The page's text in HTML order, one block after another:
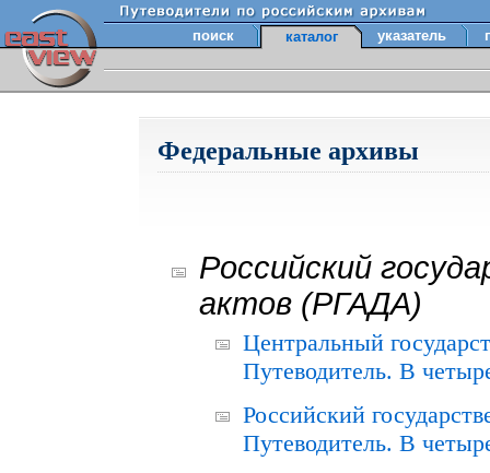
поиск каталог указатель
Федеральные архивы
Российский
актов (РГАДА)
Центральный
Путеводитель. В
Российский
Путеводитель. В